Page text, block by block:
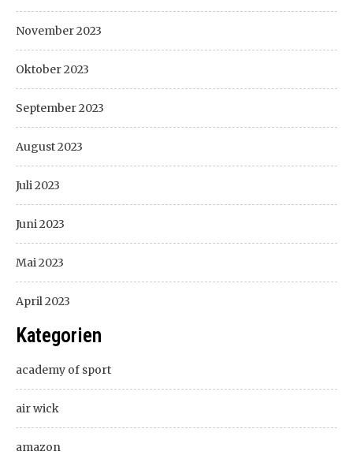
November 2023
Oktober 2023
September 2023
August 2023
Juli 2023
Juni 2023
Mai 2023
April 2023
Kategorien
academy of sport
air wick
amazon